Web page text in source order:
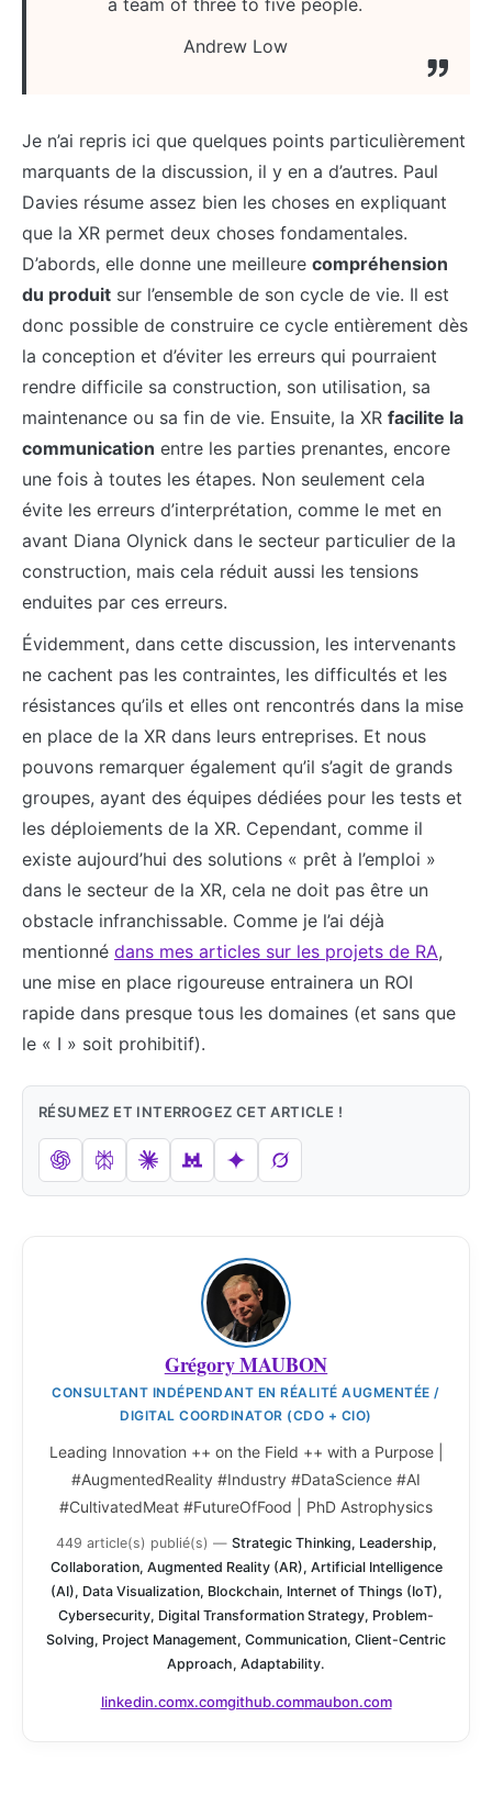
a team of three to five people.
Andrew Low
Je n’ai repris ici que quelques points particulièrement
marquants de la discussion, il y en a d’autres. Paul
Davies résume assez bien les choses en expliquant
que la XR permet deux choses fondamentales.
D’abords, elle donne une meilleure compréhension
du produit sur l’ensemble de son cycle de vie. Il est
donc possible de construire ce cycle entièrement dès
la conception et d’éviter les erreurs qui pourraient
rendre difficile sa construction, son utilisation, sa
maintenance ou sa fin de vie. Ensuite, la XR facilite la
communication entre les parties prenantes, encore
une fois à toutes les étapes. Non seulement cela
évite les erreurs d’interprétation, comme le met en
avant Diana Olynick dans le secteur particulier de la
construction, mais cela réduit aussi les tensions
enduites par ces erreurs.
Évidemment, dans cette discussion, les intervenants
ne cachent pas les contraintes, les difficultés et les
résistances qu’ils et elles ont rencontrés dans la mise
en place de la XR dans leurs entreprises. Et nous
pouvons remarquer également qu’il s’agit de grands
groupes, ayant des équipes dédiées pour les tests et
les déploiements de la XR. Cependant, comme il
existe aujourd’hui des solutions « prêt à l’emploi »
dans le secteur de la XR, cela ne doit pas être un
obstacle infranchissable. Comme je l’ai déjà
mentionné dans mes articles sur les projets de RA,
une mise en place rigoureuse entrainera un ROI
rapide dans presque tous les domaines (et sans que
le « I » soit prohibitif).
RÉSUMEZ ET INTERROGEZ CET ARTICLE !
Grégory MAUBON
CONSULTANT INDÉPENDANT EN RÉALITÉ AUGMENTÉE /
DIGITAL COORDINATOR (CDO + CIO)
Leading Innovation ++ on the Field ++ with a Purpose |
#AugmentedReality #Industry #DataScience #AI
#CultivatedMeat #FutureOfFood | PhD Astrophysics
449 article(s) publié(s) — Strategic Thinking, Leadership,
Collaboration, Augmented Reality (AR), Artificial Intelligence
(AI), Data Visualization, Blockchain, Internet of Things (IoT),
Cybersecurity, Digital Transformation Strategy, Problem-
Solving, Project Management, Communication, Client-Centric
Approach, Adaptability.
linkedin.comx.comgithub.commaubon.com